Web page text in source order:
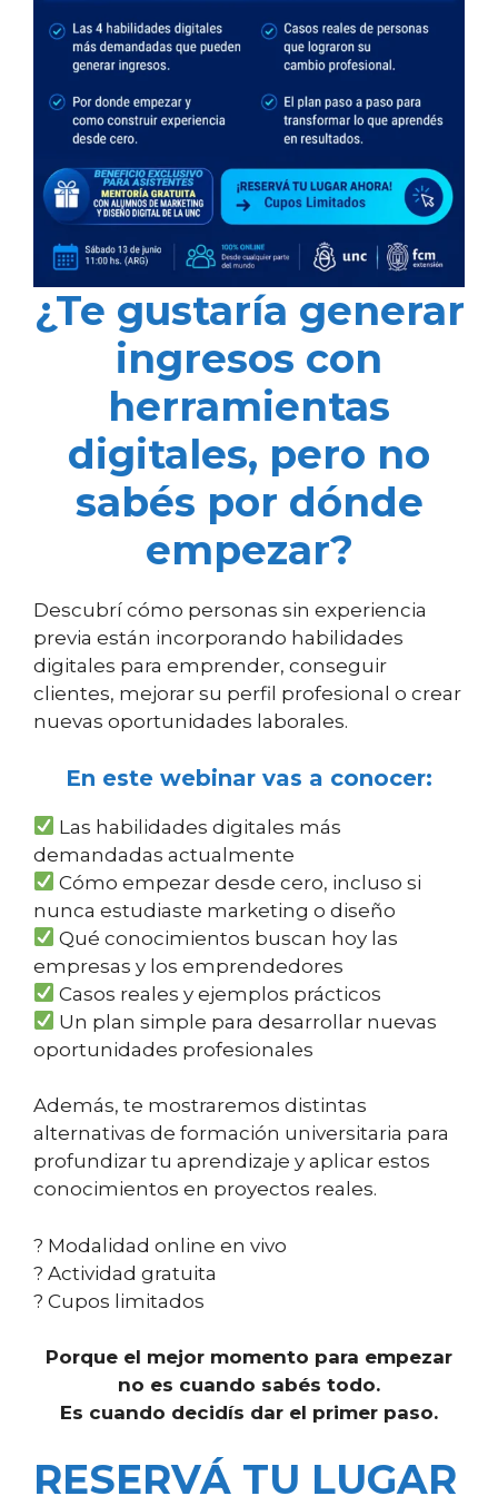
¿Te gustaría generar
ingresos con
herramientas
digitales, pero no
sabés por dónde
empezar?
Descubrí cómo personas sin experiencia
previa están incorporando habilidades
digitales para emprender, conseguir
clientes, mejorar su perfil profesional o crear
nuevas oportunidades laborales.
En este webinar vas a conocer:
Las habilidades digitales más
demandadas actualmente
Cómo empezar desde cero, incluso si
nunca estudiaste marketing o diseño
Qué conocimientos buscan hoy las
empresas y los emprendedores
Casos reales y ejemplos prácticos
Un plan simple para desarrollar nuevas
oportunidades profesionales
Además, te mostraremos distintas
alternativas de formación universitaria para
profundizar tu aprendizaje y aplicar estos
conocimientos en proyectos reales.
? Modalidad online en vivo
? Actividad gratuita
? Cupos limitados
Porque el mejor momento para empezar
no es cuando sabés todo.
Es cuando decidís dar el primer paso.
RESERVÁ TU LUGAR